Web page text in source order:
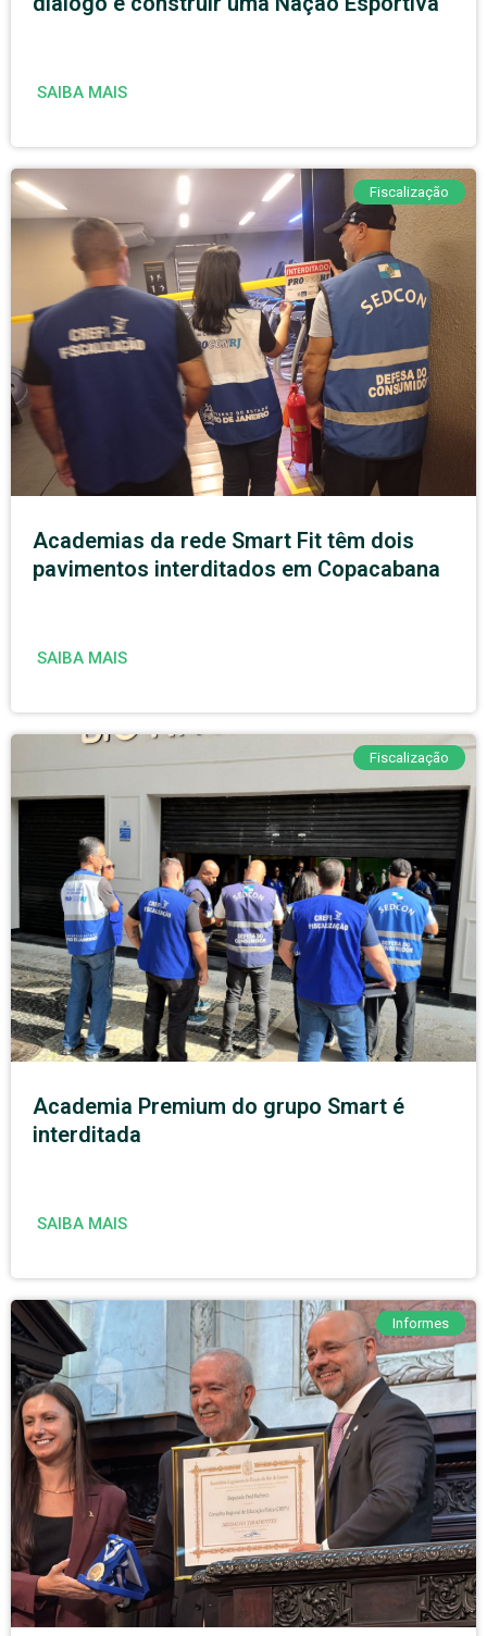
SAIBA MAIS
Fiscalização
Academias da rede Smart Fit têm dois
pavimentos interditados em Copacabana
SAIBA MAIS
Fiscalização
Academia Premium do grupo Smart é
interditada
SAIBA MAIS
Informes